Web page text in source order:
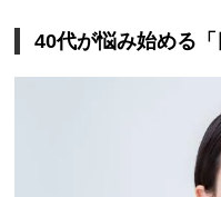
40代が悩み始める